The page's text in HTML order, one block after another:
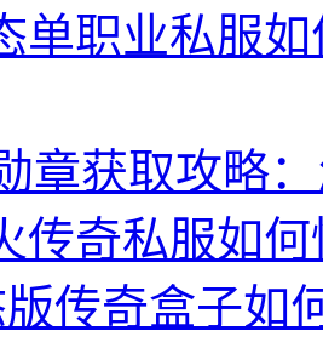
单职业私服
章获取攻略
传奇私服如
传奇盒子如